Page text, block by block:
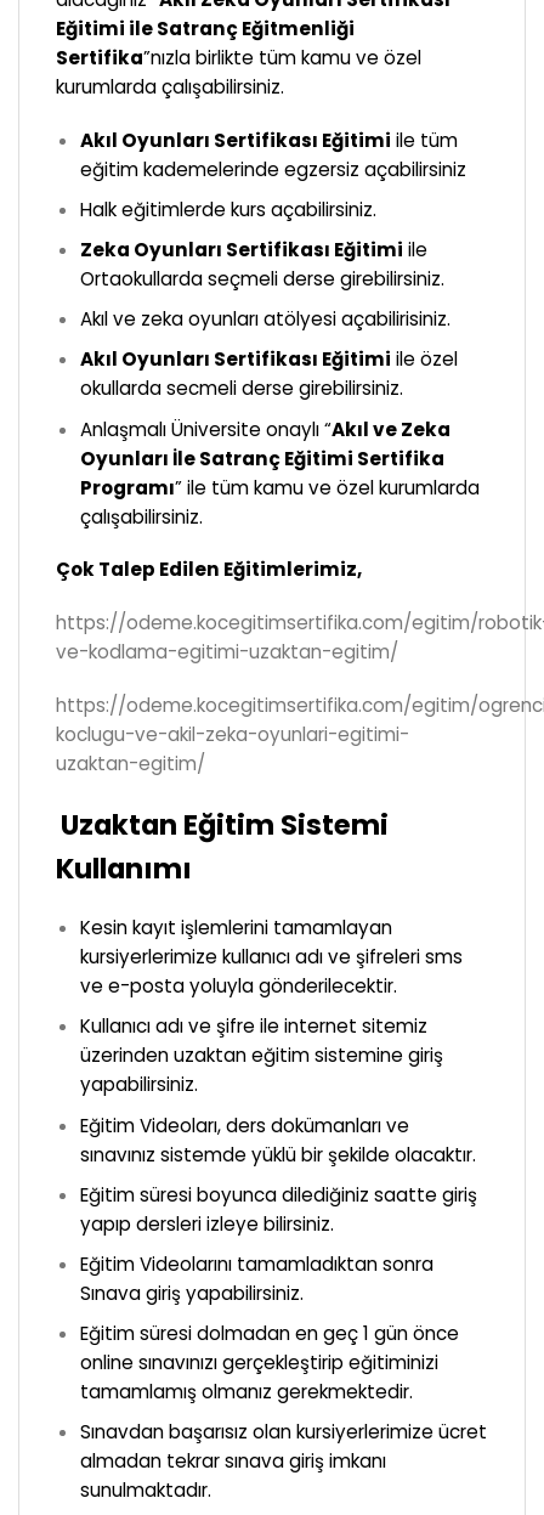
Eğitimi ile Satranç Eğitmenliği
Sertifika”nızla birlikte tüm kamu ve özel
kurumlarda çalışabilirsiniz.
Akıl Oyunları Sertifikası Eğitimi ile tüm
eğitim kademelerinde egzersiz açabilirsiniz
Halk eğitimlerde kurs açabilirsiniz.
Zeka Oyunları Sertifikası Eğitimi ile
Ortaokullarda seçmeli derse girebilirsiniz.
Akıl ve zeka oyunları atölyesi açabilirisiniz.
Akıl Oyunları Sertifikası Eğitimi ile özel
okullarda secmeli derse girebilirsiniz.
Anlaşmalı Üniversite onaylı “Akıl ve Zeka
Oyunları İle Satranç Eğitimi Sertifika
Programı” ile tüm kamu ve özel kurumlarda
çalışabilirsiniz.
Çok Talep Edilen Eğitimlerimiz,
https://odeme.kocegitimsertifika.com/egitim/
ve-kodlama-egitimi-uzaktan-egitim/
https://odeme.kocegitimsertifika.com/egitim/
koclugu-ve-akil-zeka-oyunlari-egitimi-
uzaktan-egitim/
Uzaktan Eğitim Sistemi
Kullanımı
Kesin kayıt işlemlerini tamamlayan
kursiyerlerimize kullanıcı adı ve şifreleri sms
ve e-posta yoluyla gönderilecektir.
Kullanıcı adı ve şifre ile internet sitemiz
üzerinden uzaktan eğitim sistemine giriş
yapabilirsiniz.
Eğitim Videoları, ders dokümanları ve
sınavınız sistemde yüklü bir şekilde olacaktır.
Eğitim süresi boyunca dilediğiniz saatte giriş
yapıp dersleri izleye bilirsiniz.
Eğitim Videolarını tamamladıktan sonra
Sınava giriş yapabilirsiniz.
Eğitim süresi dolmadan en geç 1 gün önce
online sınavınızı gerçekleştirip eğitiminizi
tamamlamış olmanız gerekmektedir.
Sınavdan başarısız olan kursiyerlerimize ücret
almadan tekrar sınava giriş imkanı
sunulmaktadır.